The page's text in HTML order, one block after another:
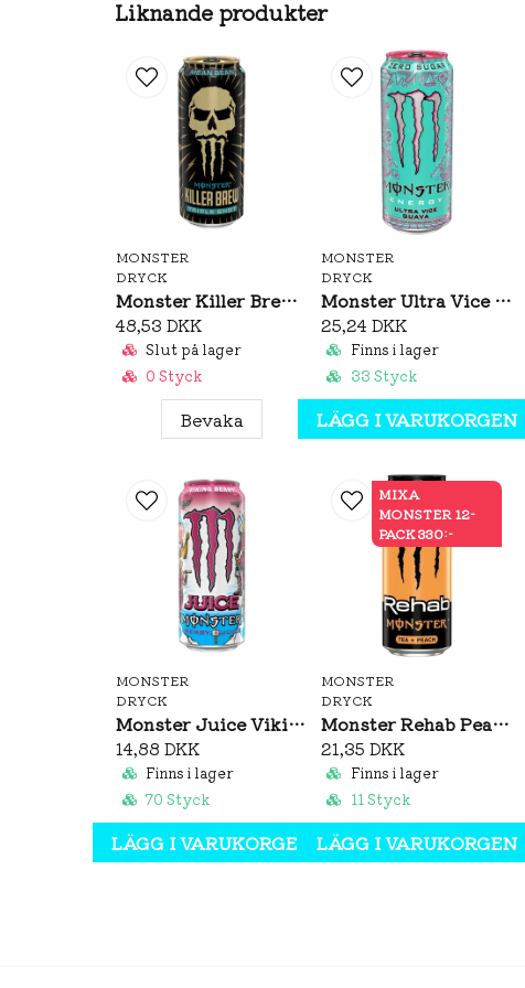
Liknande produkter
MONSTER
DRYCK
Monster Killer Brew Mean Bean 437ml
48,53 DKK
Slut på lager
0 Styck
Bevaka
MONSTER
DRYCK
Monster Ultra Vice Guava 473ml
25,24 DKK
Finns i lager
33 Styck
LÄGG I VARUKORGEN
MONSTER
DRYCK
Monster Juice Viking Berry 500ml
14,88 DKK
Finns i lager
70 Styck
LÄGG I VARUKORGEN
MONSTER
DRYCK
Monster Rehab Peach 500ml
21,35 DKK
Finns i lager
11 Styck
LÄGG I VARUKORGEN
MIXA
MONSTER 12-
PACK 330:-